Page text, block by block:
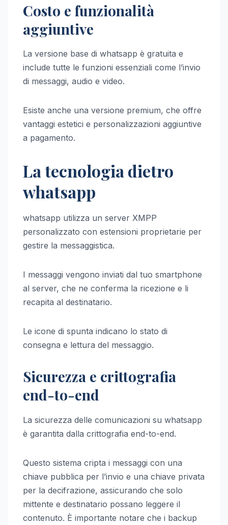
Costo e funzionalità
aggiuntive
La versione base di whatsapp è gratuita e
include tutte le funzioni essenziali come l’invio
di messaggi, audio e video.
Esiste anche una versione premium, che offre
vantaggi estetici e personalizzazioni aggiuntive
a pagamento.
La tecnologia dietro
whatsapp
whatsapp utilizza un server XMPP
personalizzato con estensioni proprietarie per
gestire la messaggistica.
I messaggi vengono inviati dal tuo smartphone
al server, che ne conferma la ricezione e li
recapita al destinatario.
Le icone di spunta indicano lo stato di
consegna e lettura del messaggio.
Sicurezza e crittografia
end-to-end
La sicurezza delle comunicazioni su whatsapp
è garantita dalla crittografia end-to-end.
Questo sistema cripta i messaggi con una
chiave pubblica per l’invio e una chiave privata
per la decifrazione, assicurando che solo
mittente e destinatario possano leggere il
contenuto. È importante notare che i backup